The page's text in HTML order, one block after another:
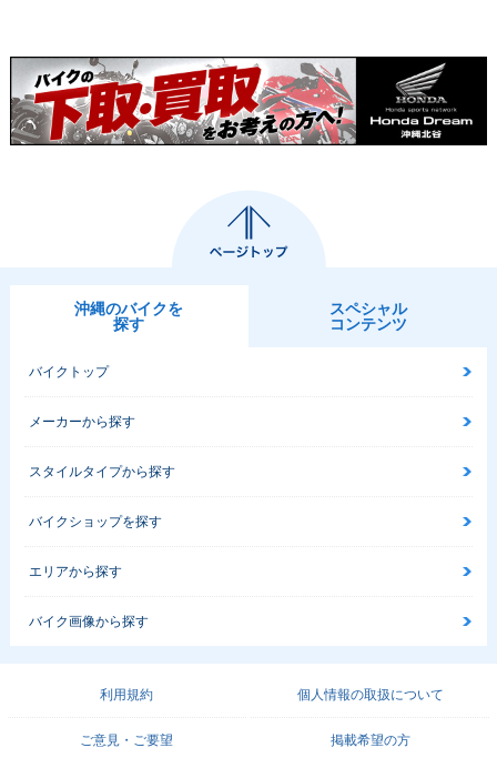
沖縄のバイクを
探す
スペシャル
コンテンツ
バイクトップ
メーカーから探す
スタイルタイプから探す
バイクショップを探す
エリアから探す
バイク画像から探す
利用規約 個人情報の取扱について
ご意見・ご要望 掲載希望の方